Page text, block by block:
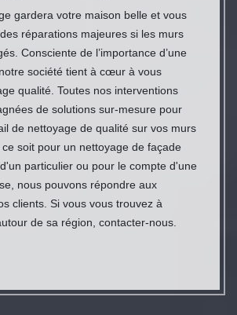
gardera votre maison belle et vous
réparations majeures si les murs
Consciente de l’importance d’une
société tient à cœur à vous
qualité. Toutes nos interventions
de solutions sur-mesure pour
de nettoyage de qualité sur vos murs
soit pour un nettoyage de façade
particulier ou pour le compte d'une
nous pouvons répondre aux
clients. Si vous vous trouvez à
de sa région, contacter-nous.